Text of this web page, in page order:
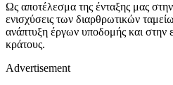
Ως αποτέλεσμα της ένταξης μας
ενισχύσεις των διαρθρωτικών
ανάπτυξη έργων υποδομής και στην
κράτους.
Advertisement